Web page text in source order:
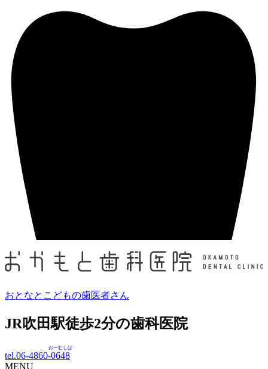
おとなとこどもの歯医者さん
JR吹田駅徒歩2分の歯科医院
tel.06-4860-0648
おーむしば
MENU